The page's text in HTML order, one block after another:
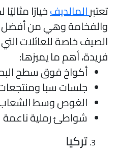
المالديفخيارًا مثاليًا
وهي من أفضل
خاصة للعائلات التي
أهم ما يميزها:
أكواخ فوق سطح البحر
جلسات سبا ومنتجعات
الغوص وسط الشعاب
شواطئ رملية ناعمة
تركيا